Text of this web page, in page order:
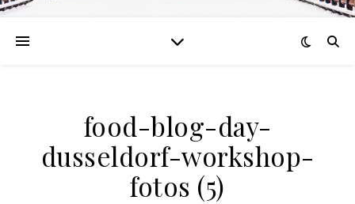
food-blog-day-
dusseldorf-workshop-
fotos (5)